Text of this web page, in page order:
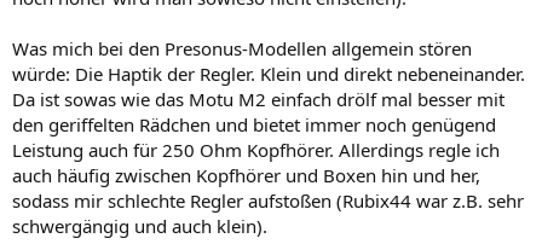
Was mich bei den Presonus-Modellen allgemein stören
würde: Die Haptik der Regler. Klein und direkt nebeneinander.
Da ist sowas wie das Motu M2 einfach drölf mal besser mit
den geriffelten Rädchen und bietet immer noch genügend
Leistung auch für 250 Ohm Kopfhörer. Allerdings regle ich
auch häufig zwischen Kopfhörer und Boxen hin und her,
sodass mir schlechte Regler aufstoßen (Rubix44 war z.B. sehr
schwergängig und auch klein).